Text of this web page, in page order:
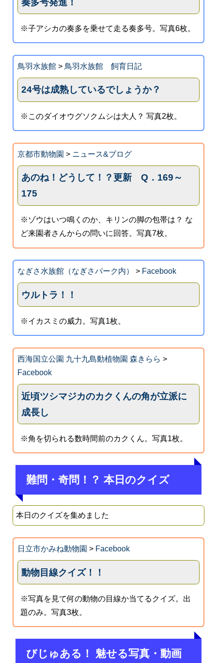
奏多号発進！
※子アシカの奏多を乗せて走る奏多号。写真6枚。
鳥羽水族館> 鳥羽水族館 飼育日記
24号は成熟しているでしょうか？
※このダイオウグソクムシは大人？ 写真2枚。
京都市動物園 > ニュース&ブログ
あのね！どうして！？更新 Q．169～
175
※ゾウはいつ鳴くのか、キリンの脚の包帯は？ な
ど来園者さんからの問いに回答。写真7枚。
なぎさ水族館（なぎさパーク内） > Facebook
ウルトラ！！
※イカスミの威力。写真1枚。
西海国立公園 九十九島動植物園 森きらら >
Facebook
近頃ツシマジカのカクくんの角が立派に
成長し
※角を切られる数時間前のカクくん。写真1枚。
難問・奇問！？ 本日のクイズ
本日のクイズを集めました
日立市かみね動物園 > Facebook
動物目線クイズ！！
※写真を見て何の動物の目線か当てるクイズ。出
題のみ。写真3枚。
びじゅある！ 魅せる写真・動画